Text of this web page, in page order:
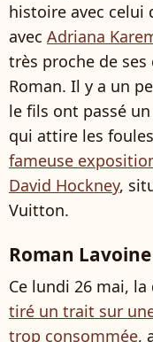
histoire avec celui
avec Adriana
très proche de
Roman. Il y a un
le fils ont passé
qui attire les
fameuse
David Hockney,
Vuitton.
Roman
Ce lundi 26 mai,
tiré un trait sur
trop consommée,